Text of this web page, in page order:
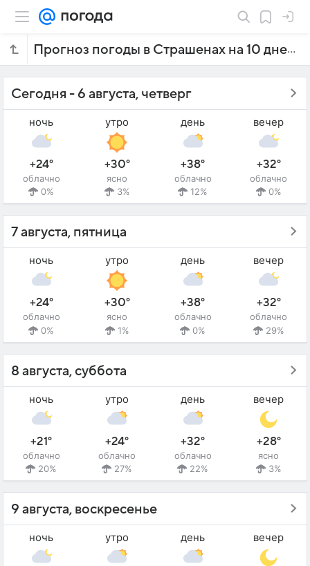
Прогноз погоды в Страшенах на 10 дней
Сегодня - 6 августа, четверг
ночь
+24°
облачно
0%
утро
+30°
ясно
3%
день
+38°
облачно
12%
вечер
+32°
облачно
0%
7 августа, пятница
ночь
+24°
облачно
0%
утро
+30°
ясно
1%
день
+38°
облачно
0%
вечер
+32°
облачно
29%
8 августа, суббота
ночь
+21°
облачно
20%
утро
+24°
облачно
27%
день
+32°
облачно
22%
вечер
+28°
ясно
3%
9 августа, воскресенье
ночь утро день вечер